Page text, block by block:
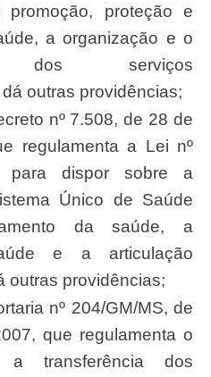
proteção e
a organização e o
dos serviços
outras providências;
regulamenta a Lei nº
para dispor sobre a
Único de Saúde
da saúde, a
e a articulação
outras providências;
que regulamenta o
a transferência dos